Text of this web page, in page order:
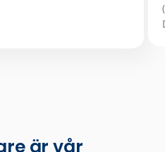
är vår